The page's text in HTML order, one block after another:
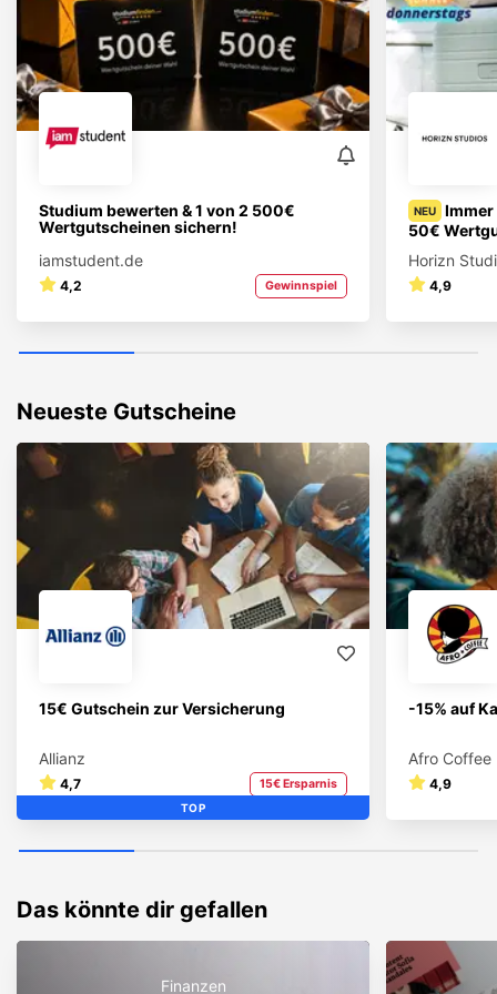
Studium bewerten & 1 von 2 500€
Wertgutscheinen sichern!
iamstudent.de
4,2 Gewinnspiel
NEU
50€
Horizn
4,9
Neueste Gutscheine
15€ Gutschein zur Versicherung
Allianz
4,7 15€ Ersparnis
TOP
-15% auf
Afro Coffee
4,9
Das könnte dir gefallen
Finanzen